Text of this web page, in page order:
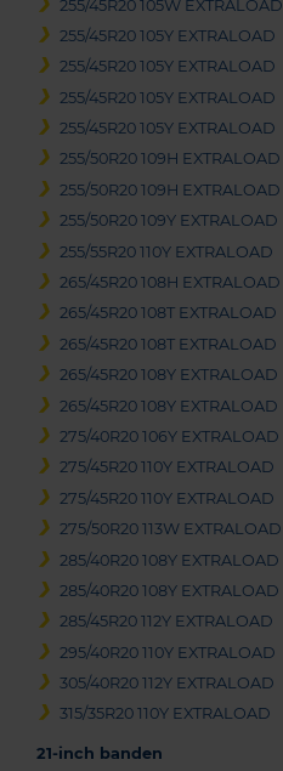
255/45R20 105W EXTRALOAD
255/45R20 105Y EXTRALOAD
255/45R20 105Y EXTRALOAD
255/45R20 105Y EXTRALOAD
255/45R20 105Y EXTRALOAD
255/50R20 109H EXTRALOAD
255/50R20 109H EXTRALOAD
255/50R20 109Y EXTRALOAD
255/55R20 110Y EXTRALOAD
265/45R20 108H EXTRALOAD
265/45R20 108T EXTRALOAD
265/45R20 108T EXTRALOAD
265/45R20 108Y EXTRALOAD
265/45R20 108Y EXTRALOAD
275/40R20 106Y EXTRALOAD
275/45R20 110Y EXTRALOAD
275/45R20 110Y EXTRALOAD
275/50R20 113W EXTRALOAD
285/40R20 108Y EXTRALOAD
285/40R20 108Y EXTRALOAD
285/45R20 112Y EXTRALOAD
295/40R20 110Y EXTRALOAD
305/40R20 112Y EXTRALOAD
315/35R20 110Y EXTRALOAD
21-inch banden